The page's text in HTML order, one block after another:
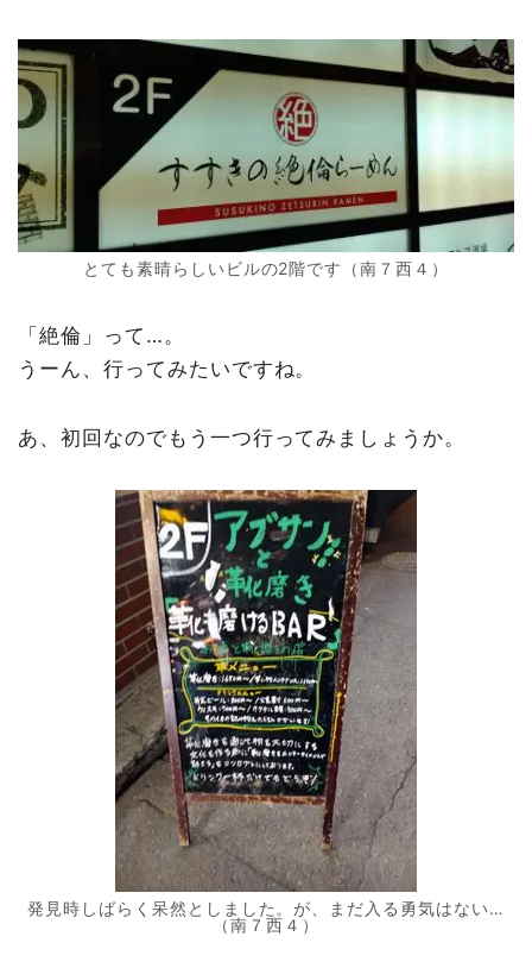
とても素晴らしいビルの2階です（南７西４）
「絶倫」って…。
うーん、行ってみたいですね。
あ、初回なのでもう一つ行ってみましょうか。
発見時しばらく呆然としました。が、まだ入る勇気はない…
（南７西４）